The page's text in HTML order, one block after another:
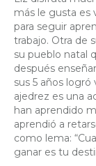
más le gusta es
para seguir
trabajo. Otra de
su pueblo natal
después
sus 5 años
ajedrez es una
han aprendido
aprendió a
como lema:
ganar es tu